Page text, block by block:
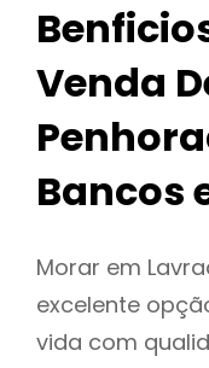
Venda
Bancos
Morar em
excelente
vida com